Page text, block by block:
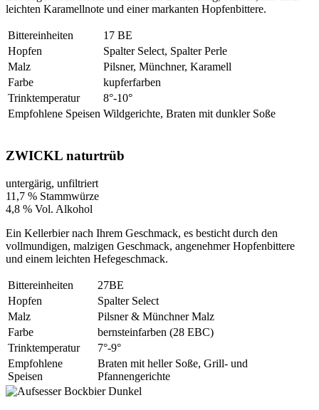
leichten Karamellnote und einer markanten Hopfenbittere.
Bittereinheiten
17 BE
Hopfen
Spalter Select, Spalter Perle
Malz
Pilsner, Münchner, Karamell
Farbe
kupferfarben
Trinktemperatur
8°-10°
Empfohlene Speisen Wildgerichte, Braten mit dunkler Soße
ZWICKL naturtrüb
untergärig, unfiltriert
11,7 % Stammwürze
4,8 % Vol. Alkohol
Ein Kellerbier nach Ihrem Geschmack, es besticht durch den
vollmundigen, malzigen Geschmack, angenehmer Hopfenbittere
und einem leichten Hefegeschmack.
Bittereinheiten
27BE
Hopfen
Spalter Select
Malz
Pilsner & Münchner Malz
Farbe
bernsteinfarben (28 EBC)
Trinktemperatur
7°-9°
Empfohlene
Speisen
Braten mit heller Soße, Grill- und
Pfannengerichte